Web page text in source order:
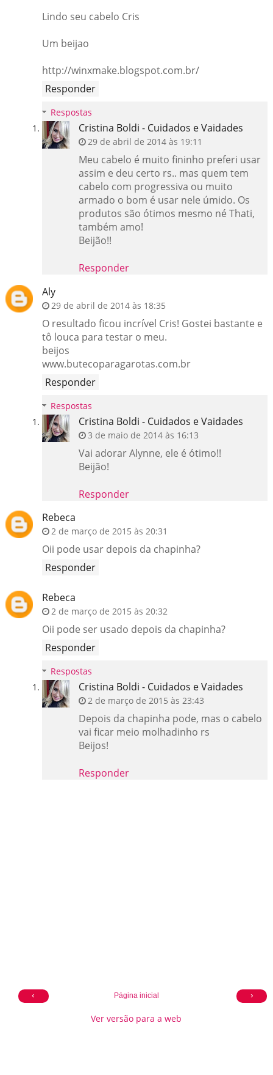
Lindo seu cabelo Cris
Um beijao
http://winxmake.blogspot.com.br/
Responder
Respostas
Cristina Boldi - Cuidados e Vaidades
29 de abril de 2014 às 19:11
Meu cabelo é muito fininho preferi usar
assim e deu certo rs.. mas quem tem
cabelo com progressiva ou muito
armado o bom é usar nele úmido. Os
produtos são ótimos mesmo né Thati,
também amo!
Beijão!!
Responder
Aly
29 de abril de 2014 às 18:35
O resultado ficou incrível Cris! Gostei bastante e
tô louca para testar o meu.
beijos
www.butecoparagarotas.com.br
Responder
Respostas
Cristina Boldi - Cuidados e Vaidades
3 de maio de 2014 às 16:13
Vai adorar Alynne, ele é ótimo!!
Beijão!
Responder
Rebeca
2 de março de 2015 às 20:31
Oii pode usar depois da chapinha?
Responder
Rebeca
2 de março de 2015 às 20:32
Oii pode ser usado depois da chapinha?
Responder
Respostas
Cristina Boldi - Cuidados e Vaidades
2 de março de 2015 às 23:43
Depois da chapinha pode, mas o cabelo
vai ficar meio molhadinho rs
Beijos!
Responder
‹ ›
Página inicial
Ver versão para a web